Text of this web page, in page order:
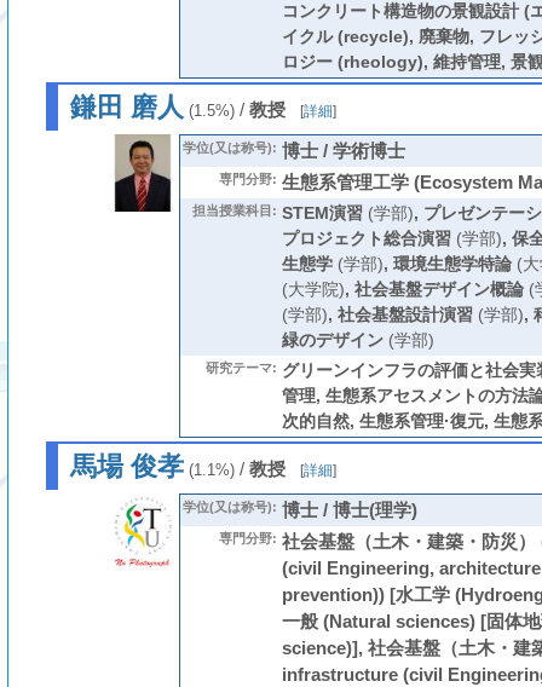
コンクリート構造物の景観設計 (
イクル (recycle), 廃棄物, フレッ
ロジー (rheology), 維持管理, 景
鎌田 磨人 (1.5%)/ 教授 [詳細]
学位(又は称号): 博士 / 学術博士
専門分野: 生態系管理工学 (Ecosystem
担当授業科目: STEM演習(学部), プレゼンテー
プロジェクト総合演習(学部), 保
生態学(学部), 環境生態学特論(大
(大学院), 社会基盤デザイン概論(
(学部), 社会基盤設計演習(学部),
緑のデザイン(学部)
研究テーマ: グリーンインフラの評価と社会
管理, 生態系アセスメントの方法
次的自然, 生態系管理·復元, 生態
馬場 俊孝(1.1%)/ 教授 [詳細]
学位(又は称号): 博士 / 博士(理学)
専門分野: 社会基盤（土木・建築・防災
(civil Engineering,
prevention)) [水工学
一般 (Natural sciences) [固体
science)], 社会基盤（土木・建
infrastructure (civil